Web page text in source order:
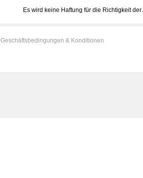
Es wird keine Haftung für die Richtigkeit
Geschäftsbedingungen & Konditionen